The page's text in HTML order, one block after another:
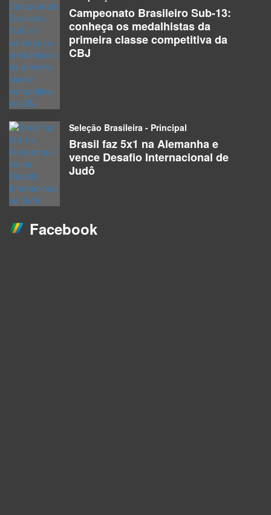
Campeonato Brasileiro Sub-13:
conheça os medalhistas da
primeira classe competitiva da
CBJ
Seleção Brasileira - Principal
Brasil faz 5x1 na Alemanha e
vence Desafio Internacional de
Judô
Facebook